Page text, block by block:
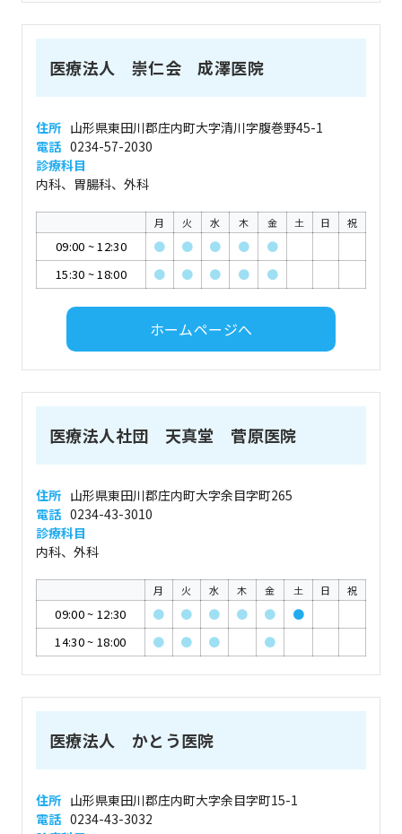
医療法人 崇仁会 成澤医院
住所 山形県東田川郡庄内町大字清川字腹巻野45-1
電話 0234-57-2030
診療科目
内科、胃腸科、外科
月 火 水 木 金 土 日 祝
09:00 ~12:30 ● ● ● ●
●
15:30 ~18:00 ● ● ● ● ●
ホームページへ
医療法人社団 天真堂 菅原医院
住所 山形県東田川郡庄内町大字余目字町265
電話 0234-43-3010
診療科目
内科、外科
月 火 水 木 金 土 日 祝
09:00~ 12:30 ● ● ● ● ●
●
14:30~ 18:00 ● ● ● ●
医療法人 かとう医院
住所 山形県東田川郡庄内町大字余目字町15-1
電話 0234-43-3032